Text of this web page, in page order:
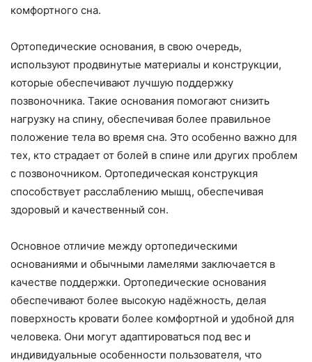
комфортного сна.
Ортопедические основания, в свою очередь,
используют продвинутые материалы и конструкции,
которые обеспечивают лучшую поддержку
позвоночника. Такие основания помогают снизить
нагрузку на спину, обеспечивая более правильное
положение тела во время сна. Это особенно важно для
тех, кто страдает от болей в спине или других проблем
с позвоночником. Ортопедическая конструкция
способствует расслаблению мышц, обеспечивая
здоровый и качественный сон.
Основное отличие между ортопедическими
основаниями и обычными ламелями заключается в
качестве поддержки. Ортопедические основания
обеспечивают более высокую надёжность, делая
поверхность кровати более комфортной и удобной для
человека. Они могут адаптироваться под вес и
индивидуальные особенности пользователя, что